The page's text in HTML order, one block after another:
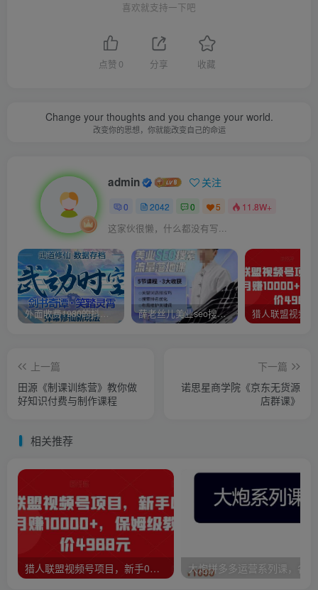
喜欢就支持一下吧
点赞 0 分享 收藏
Change your thoughts and you change your world.
改变你的思想，你就能改变自己的命运
admin 关注
0 2042 0 5 11.8W+
这家伙很懒，什么都没有写...
外面收费1980的抖音武动时空直播项目，无需真人出镜，实时互动直播【软件+详细教程】 薛老丝儿美业seo搜索流量落地课，一周暴涨20w粉丝，全干货讲解
上一篇
田源《制课训练营》教你做
好知识付费与制作课程
下一篇
诺思星商学院《京东无货源
店群课》
相关推荐
猎人联盟视频号项目，新手0基础轻松月赚10000+，保姆级教程原价4988元